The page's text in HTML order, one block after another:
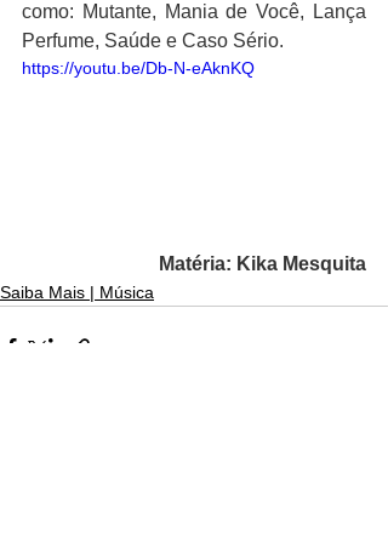
como: Mutante, Mania de Você, Lança
Perfume, Saúde e Caso Sério.
https://youtu.be/Db-N-eAknKQ
Matéria: Kika Mesquita
Saiba Mais | Música